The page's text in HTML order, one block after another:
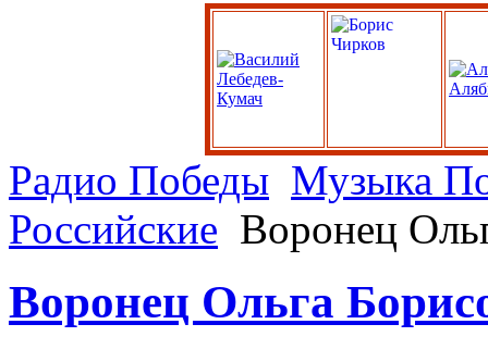
Радио Победы Музыка
Российские Воронец
Воронец Ольга